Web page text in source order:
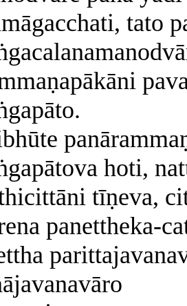
tato
hoti,
tīṇeva,
panettheka-